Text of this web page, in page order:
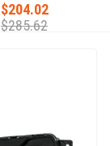
$204.02
$285.62